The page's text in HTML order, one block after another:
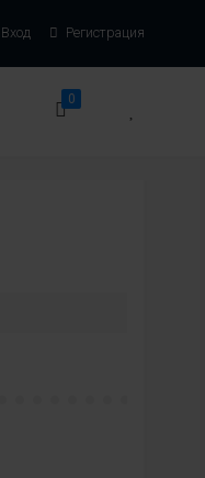
Вход Регистрация
0